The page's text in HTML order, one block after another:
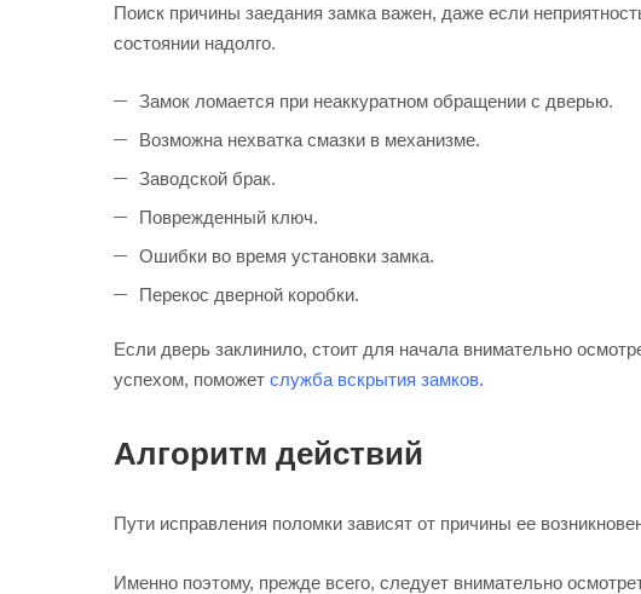
Поиск причины заедания замка важен, даже если
состоянии надолго.
Замок ломается при неаккуратном обращении с дверью.
Возможна нехватка смазки в механизме.
Заводской брак.
Поврежденный ключ.
Ошибки во время установки замка.
Перекос дверной коробки.
Если дверь заклинило, стоит для начала внимательно
успехом, поможет служба вскрытия замков.
Алгоритм действий
Пути исправления поломки зависят от причины ее
Именно поэтому, прежде всего, следует внимательно